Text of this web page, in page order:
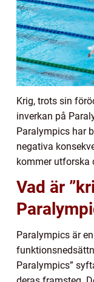
Krig, trots sin
inverkan på
Paralympics har
negativa
kommer utforska
Vad är
Paralympics är
Paralympics”